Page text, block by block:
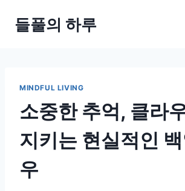
들풀의 하루
MINDFUL LIVING
소중한 추억, 클라
지키는 현실적인
우